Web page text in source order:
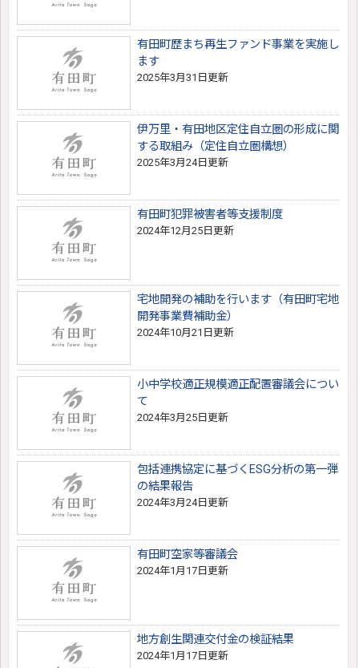
有田町歴まち再生ファンド事業を実施し
ます
2025年3月31日更新
伊万里・有田地区定住自立圏の形成に関
する取組み（定住自立圏構想）
2025年3月24日更新
有田町犯罪被害者等支援制度
2024年12月25日更新
宅地開発の補助を行います（有田町宅地
開発事業費補助金）
2024年10月21日更新
小中学校適正規模適正配置審議会につい
て
2024年3月25日更新
包括連携協定に基づくESG分析の第一弾
の結果報告
2024年3月24日更新
有田町空家等審議会
2024年1月17日更新
地方創生関連交付金の検証結果
2024年1月17日更新